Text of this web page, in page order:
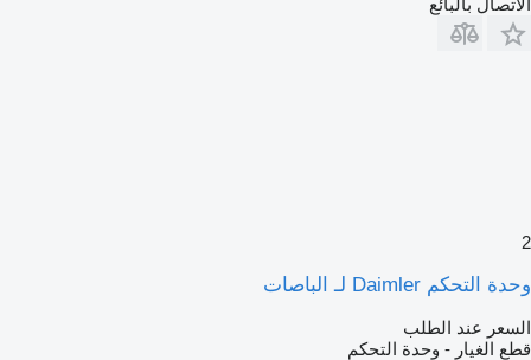
2
وحدة التحكم Daimler لـ الباصات
السعر عند الطلب
قطع الغيار - وحدة التحكم